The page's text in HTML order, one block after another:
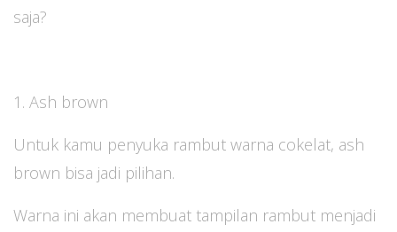
saja?
1. Ash brown
Untuk kamu penyuka rambut warna cokelat, ash
brown bisa jadi pilihan.
Warna ini akan membuat tampilan rambut menjadi